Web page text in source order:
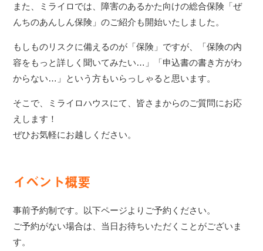
また、ミライロでは、障害のあるかた向けの総合保険「ぜ
んちのあんしん保険」のご紹介も開始いたしました。
もしものリスクに備えるのが「保険」ですが、「保険の内
容をもっと詳しく聞いてみたい…」「申込書の書き方がわ
からない…」という方もいらっしゃると思います。
そこで、ミライロハウスにて、皆さまからのご質問にお応
えします！
ぜひお気軽にお越しください。
イベント概要
事前予約制です。以下ページよりご予約ください。
ご予約がない場合は、当日お待ちいただくことがございま
す。